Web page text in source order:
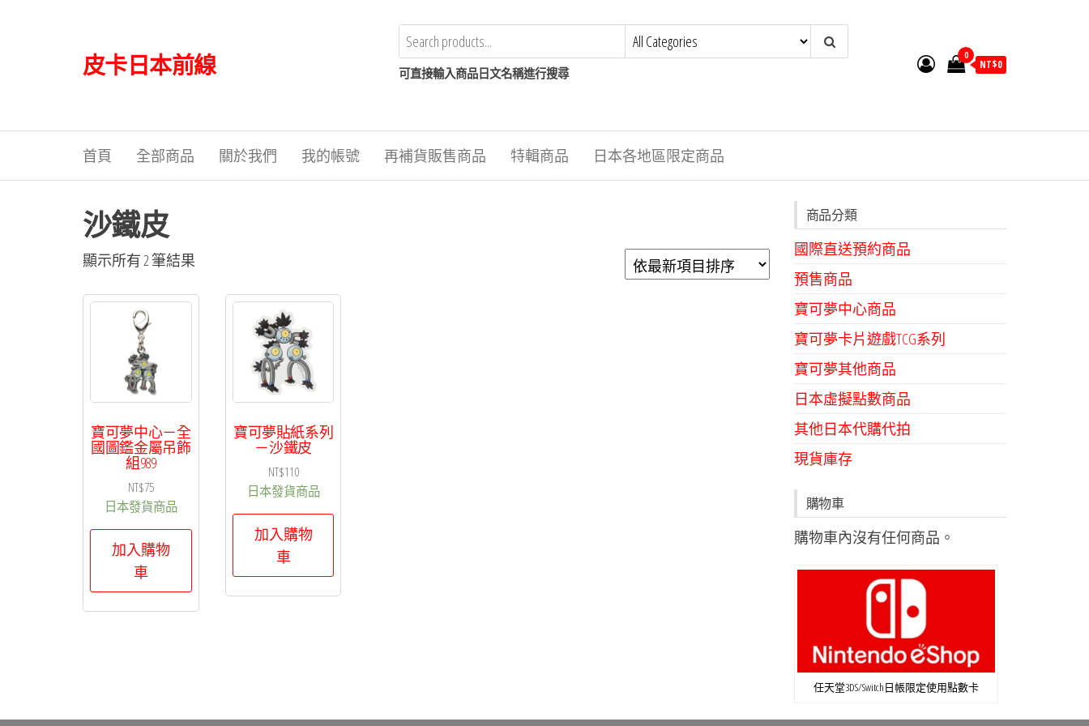
皮卡日本前線 可直接輸入商品日文名稱進行搜尋
0
NT$0
首頁 全部商品 關於我們 我的帳號 再補貨販售商品 特輯商品 日本各地區限定商品
沙鐵皮
顯示所有 2 筆結果
寶可夢中心－全
國圖鑑金屬吊飾
組989
NT$75
日本發貨商品
加入購物
車
寶可夢貼紙系列
－沙鐵皮
NT$110
日本發貨商品
加入購物
車
商品分類
國際直送預約商品
預售商品
寶可夢中心商品
寶可夢卡片遊戲TCG系列
寶可夢其他商品
日本虛擬點數商品
其他日本代購代拍
現貨庫存
購物車
購物車內沒有任何商品。
任天堂3DS/Switch日帳限定使用點數卡